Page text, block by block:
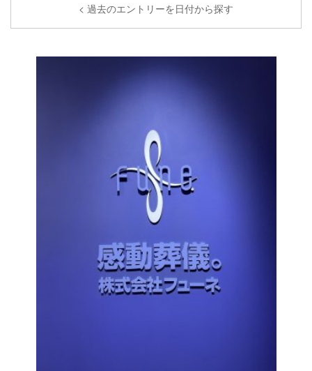
< 過去のエントリーを日付から探す